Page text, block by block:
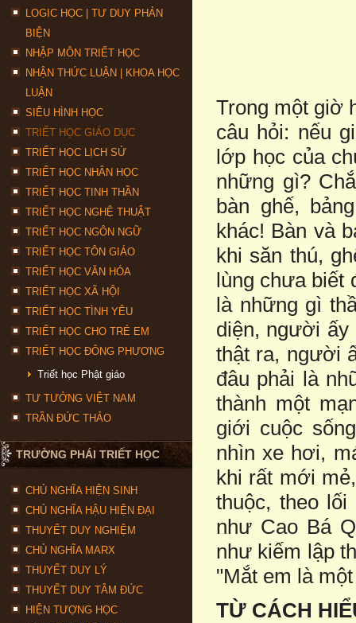
LOGIC HỌC | TƯ DUY PHẢN
BIỆN
NHẬP MÔN TRIẾT HỌC
NHẬN THỨC LUẬN | KHOA HỌC
LUẬN
SIÊU HÌNH HỌC
TRIẾT HỌC GIÁO DỤC
TRIẾT HỌC LỊCH SỬ
TRIẾT HỌC NHÂN HỌC
TRIẾT HỌC TINH THẦN
TRIẾT HỌC NGHỆ THUẬT
TRIẾT HỌC NGÔN NGỮ
TRIẾT HỌC TÔN GIÁO
TRIẾT HỌC VĂN HÓA
TRIẾT HỌC XÃ HỘI
TRIẾT HỌC TÌNH YÊU
TRIẾT HỌC CHO TRẺ EM
TRIẾT HỌC ĐÔNG PHƯƠNG
Triết học Phật giáo
TƯ TƯỞNG VIỆT NAM
TRẦN ĐỨC THẢO
TRƯỜNG PHÁI TRIẾT HỌC
CHỦ NGHĨA HIỆN SINH
CHỦ NGHĨA HẬU HIỆN ĐẠI
THUYẾT DUY NGHIỆM
CHỦ NGHĨA MARX
THUYẾT DUY LÝ
THUYẾT DUY TÂM ĐỨC
HIỆN TƯỢNG HỌC
Trong một giờ
câu hỏi: nếu
lớp học của
những gì?
bàn ghế,
khác! Bàn và
khi săn thú,
lùng chưa biết
là những gì
diện, người ấy
thật ra, người
đâu phải là
thành một
giới cuộc
nhìn xe hơi,
khi rất mới
thuộc, theo
như Cao Bá
như kiếm lập
"Mắt em là
TỪ CÁCH